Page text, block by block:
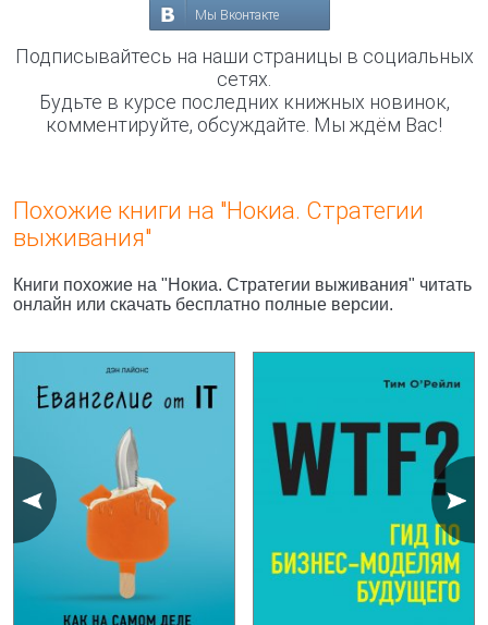
Мы Вконтакте
Подписывайтесь на наши страницы в социальных
сетях.
Будьте в курсе последних книжных новинок,
комментируйте, обсуждайте. Мы ждём Вас!
Похожие книги на "Нокиа. Стратегии
выживания"
Книги похожие на "Нокиа. Стратегии выживания" читать
онлайн или скачать бесплатно полные версии.